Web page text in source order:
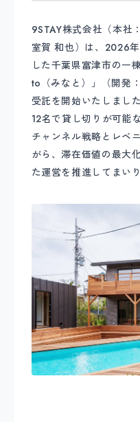
9STAY株式会社（本社
室賀 和也）は、2026
した千葉県富津市の一
to（みなと）」（開発
受託を開始いたしまし
12名で貸し切りが可能
チャンネル戦略とレベ
がら、滞在価値の最大
た運営を推進してまいり